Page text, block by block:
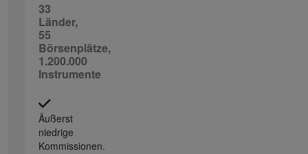
33
Länder,
55
Börsenplätze,
1.200.000
Instrumente
Äußerst
niedrige
Kommissionen.